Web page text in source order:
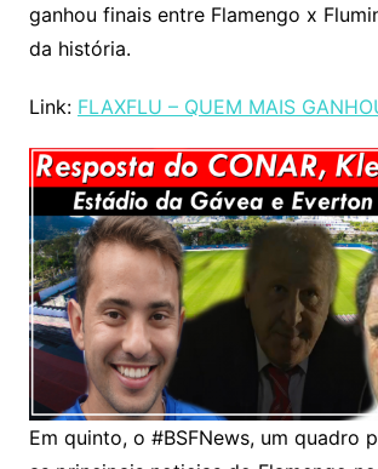
ganhou finais entre Flamengo x
da história.
Link: FLAXFLU – QUEM MAIS
Em quinto, o #BSFNews, um quadro